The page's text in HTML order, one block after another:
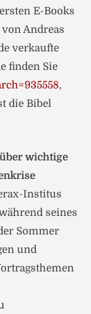
E-Books
Andreas
verkaufte
finden Sie
,
die Bibel
wichtige
Institus
seines
Sommer
und